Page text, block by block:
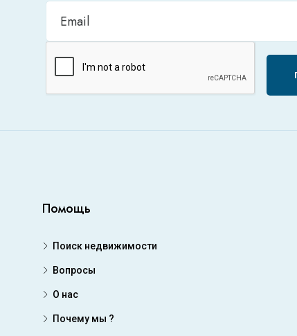
Помощь
Поиск недвижимости
Вопросы
О нас
Почему мы ?